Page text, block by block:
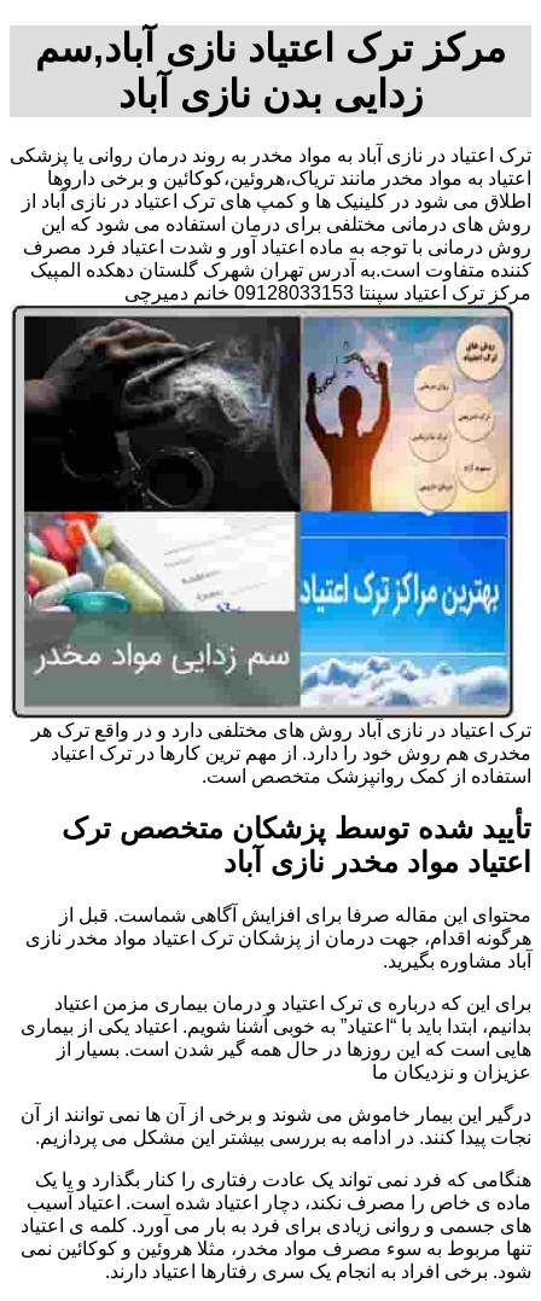
مرکز ترک اعتیاد نازی آباد,سم
زدایی بدن نازی آباد
ترک اعتیاد در نازی آباد به مواد مخدر به روند درمان روانی یا پزشکی
اعتیاد به مواد مخدر مانند تریاک،هروئین،کوکائین و برخی داروها
اطلاق می شود در کلینیک ها و کمپ های ترک اعتیاد در نازی آباد از
روش های درمانی مختلفی برای درمان استفاده می شود که این
روش درمانی با توجه به ماده اعتیاد آور و شدت اعتیاد فرد مصرف
کننده متفاوت است.به آدرس تهران شهرک گلستان دهکده المپیک
مرکز ترک اعتیاد سپنتا 09128033153 خانم دمیرچی
ترک اعتیاد در نازی آباد روش های مختلفی دارد و در واقع ترک هر
مخدری هم روش خود را دارد. از مهم ترین کارها در ترک اعتیاد
استفاده از کمک روانپزشک متخصص است.
تأیید شده توسط پزشکان متخصص ترک
اعتیاد مواد مخدر نازی آباد
محتوای این مقاله صرفا برای افزایش آگاهی شماست. قبل از
هرگونه اقدام، جهت درمان از پزشکان ترک اعتیاد مواد مخدر نازی
آباد مشاوره بگیرید.
برای این که درباره ی ترک اعتیاد و درمان بیماری مزمن اعتیاد
بدانیم، ابتدا باید با “اعتیاد” به خوبی آشنا شویم. اعتیاد یکی از بیماری
هایی است که این روزها در حال همه گیر شدن است. بسیار از
عزیزان و نزدیکان ما
درگیر این بیمار خاموش می شوند و برخی از آن ها نمی توانند از آن
نجات پیدا کنند. در ادامه به بررسی بیشتر این مشکل می پردازیم.
هنگامی که فرد نمی تواند یک عادت رفتاری را کنار بگذارد و یا یک
ماده ی خاص را مصرف نکند، دچار اعتیاد شده است. اعتیاد آسیب
های جسمی و روانی زیادی برای فرد به بار می آورد. کلمه ی اعتیاد
تنها مربوط به سوء مصرف مواد مخدر، مثلا هروئین و کوکائین نمی
شود. برخی افراد به انجام یک سری رفتارها اعتیاد دارند.